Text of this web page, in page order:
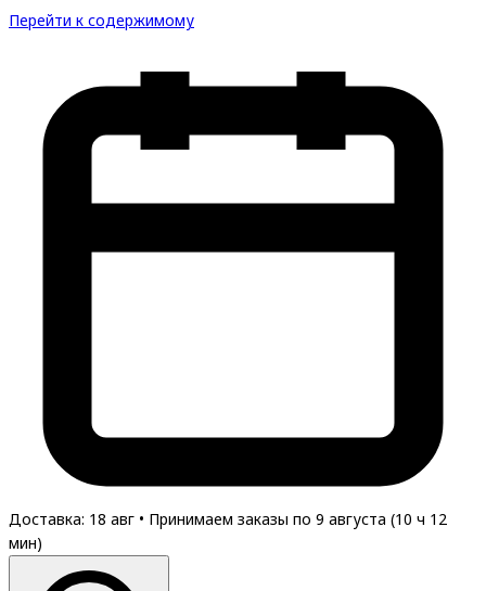
Перейти к содержимому
Доставка: 18 авг • Принимаем заказы по 9 августа (10 ч 12
мин)